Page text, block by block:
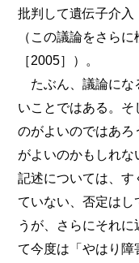
批判して遺伝子介入
（この議論をさら
［2005］）。
たぶん、議論にな
いことではある。
のがよいのではあ
がよいのかもしれ
記述については、す
ていない、否定はし
うが、さらにそれ
て今度は「やはり